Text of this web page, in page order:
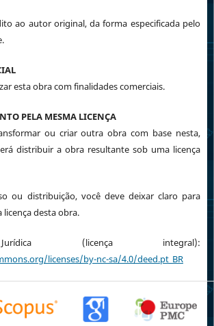
ao autor original, da forma especificada pelo
esta obra com finalidades comerciais.
PELA MESMA LICENÇA
ou criar outra obra com base nesta,
distribuir a obra resultante sob uma licença
ou distribuição, você deve deixar claro para
desta obra.
(licença integral):
licenses/by-nc-sa/4.0/deed.pt_BR